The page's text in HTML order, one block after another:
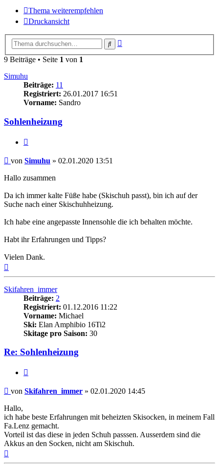
Thema weiterempfehlen
Druckansicht
Suche
9 Beiträge • Seite 1 von 1
Simuhu
Beiträge: 11
Registriert: 26.01.2017 16:51
Vorname: Sandro
Sohlenheizung
Beitrag
von Simuhu » 02.01.2020 13:51
Hallo zusammen
Da ich immer kalte Füße habe (Skischuh passt), bin ich auf der
Suche nach einer Skischuhheizung.
Ich habe eine angepasste Innensohle die ich behalten möchte.
Habt ihr Erfahrungen und Tipps?
Vielen Dank.
Skifahren_immer
Beiträge: 2
Registriert: 01.12.2016 11:22
Vorname: Michael
Ski: Elan Amphibio 16Ti2
Skitage pro Saison: 30
Re: Sohlenheizung
Beitrag
von Skifahren_immer » 02.01.2020 14:45
Hallo,
ich habe beste Erfahrungen mit beheizten Skisocken, in meinem Fall
Fa.Lenz gemacht.
Vorteil ist das diese in jeden Schuh passsen. Ausserdem sind die
Akkus an den Socken, nicht am Skischuh.